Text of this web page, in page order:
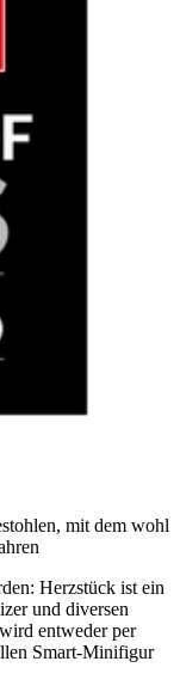
mit dem wohl
Herzstück ist ein
und diversen
entweder per
Smart-Minifigur